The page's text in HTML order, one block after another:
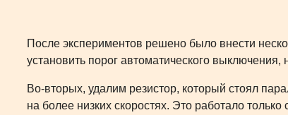
После экспериментов решено было внести
установить порог автоматического
Во-вторых, удалим резистор, который стоял
на более низких скоростях. Это работало